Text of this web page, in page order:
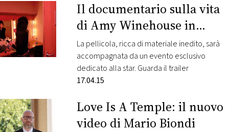
Il documentario sulla vita
di Amy Winehouse in
anteprima al Festival di
Cannes
La pellicola, ricca di materiale inedito, sarà
accompagnata da un evento esclusivo
dedicato alla star. Guarda il trailer
17.04.15
Love Is A Temple: il nuovo
video di Mario Biondi